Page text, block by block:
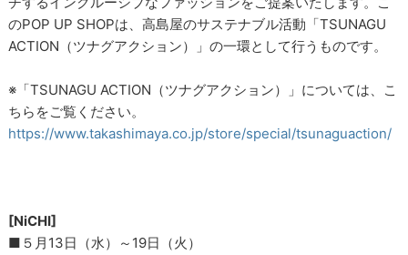
のPOP UP SHOPは、高島屋のサステナブル活動「TSUNAGU
ACTION（ツナグアクション）」の一環として行うものです。
※「TSUNAGU ACTION（ツナグアクション）」については、こ
ちらをご覧ください。
https://www.takashimaya.co.jp/store/special/tsunaguaction/
[NiCHI]
■５月13日（水）～19日（火）